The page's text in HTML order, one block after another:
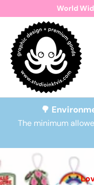
Skip to content
World
Search
Search🌳
The minimum